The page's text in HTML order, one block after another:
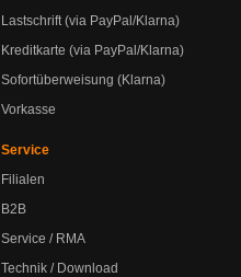
Lastschrift (via PayPal/Klarna)
Kreditkarte (via PayPal/Klarna)
Sofortüberweisung (Klarna)
Vorkasse
Service
Filialen
B2B
Service / RMA
Technik / Download